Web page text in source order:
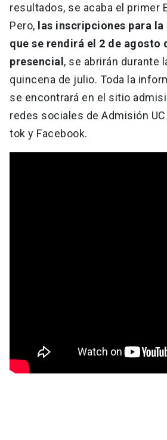
resultados, se acaba el primer
Pero, las inscripciones para la
que se rendirá el 2 de agosto
presencial, se abrirán durante
quincena de julio. Toda la
se encontrará en el sitio
redes sociales de Admisión
tok y Facebook.